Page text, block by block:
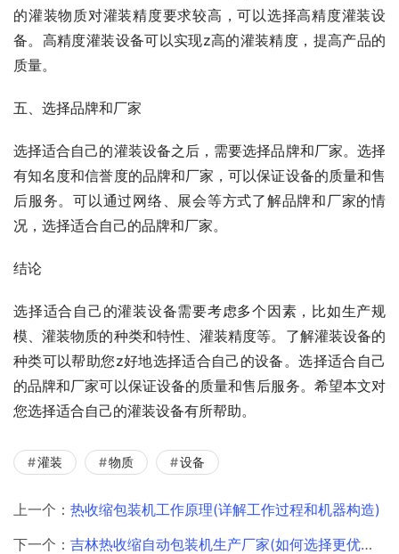
的灌装物质对灌装精度要求较高，可以选择高精度灌装设
备。高精度灌装设备可以实现z高的灌装精度，提高产品的
质量。
五、选择品牌和厂家
选择适合自己的灌装设备之后，需要选择品牌和厂家。选择
有知名度和信誉度的品牌和厂家，可以保证设备的质量和售
后服务。可以通过网络、展会等方式了解品牌和厂家的情
况，选择适合自己的品牌和厂家。
结论
选择适合自己的灌装设备需要考虑多个因素，比如生产规
模、灌装物质的种类和特性、灌装精度等。了解灌装设备的
种类可以帮助您z好地选择适合自己的设备。选择适合自己
的品牌和厂家可以保证设备的质量和售后服务。希望本文对
您选择适合自己的灌装设备有所帮助。
灌装 物质 设备
上一个： 热收缩包装机工作原理(详解工作过程和机器构造)
下一个： 吉林热收缩自动包装机生产厂家(如何选择更优质的供应商)